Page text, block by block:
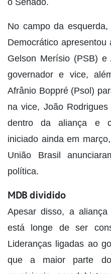
o Senado.
No campo da
Democrático
Gelson Merísio (PSB) e
governador e vice,
Afrânio Boppré (Psol)
na vice, João
dentro da aliança e
iniciado ainda em
União Brasil
política.
MDB dividido
Apesar disso, a
está longe de ser
Lideranças ligadas ao
que a maior parte